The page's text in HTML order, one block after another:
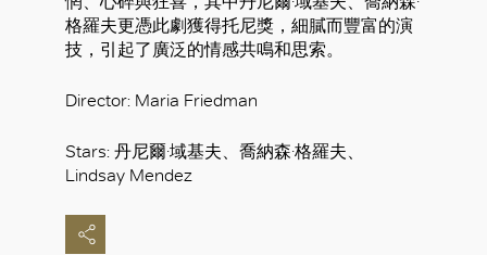
格羅夫更憑此劇獲得托尼獎，細膩而豐富的演
技，引起了廣泛的情感共鳴和思索。
Director: Maria Friedman
Stars: 丹尼爾·域基夫、喬納森·格羅夫、
Lindsay Mendez
好